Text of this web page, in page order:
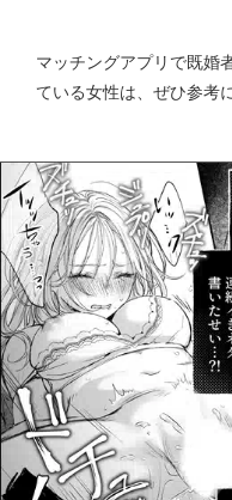
マッチングアプリで既婚
ている女性は、ぜひ参考